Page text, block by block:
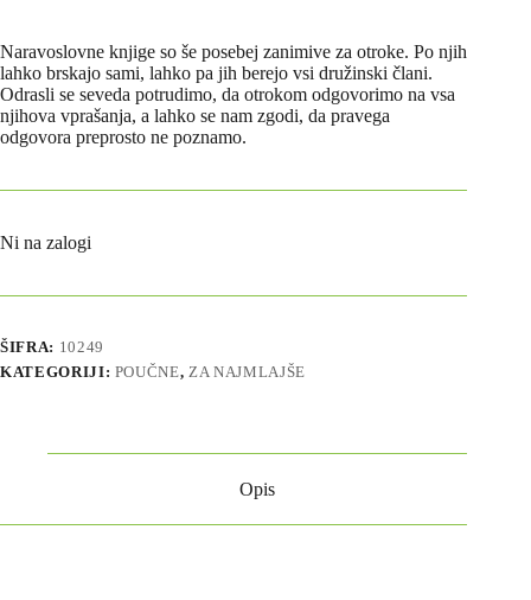
Naravoslovne knjige so še posebej zanimive za otroke. Po njih
lahko brskajo sami, lahko pa jih berejo vsi družinski člani.
Odrasli se seveda potrudimo, da otrokom odgovorimo na vsa
njihova vprašanja, a lahko se nam zgodi, da pravega
odgovora preprosto ne poznamo.
Ni na zalogi
ŠIFRA: 10249
KATEGORIJI: POUČNE, ZA NAJMLAJŠE
Opis